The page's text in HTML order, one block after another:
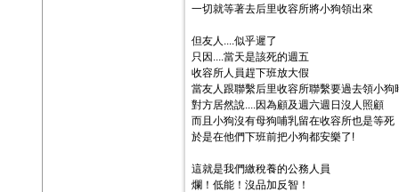
一切就等著去后里收容所將小狗領出來
但友人....似乎遲了
只因....當天是該死的週五
收容所人員趕下班放大假
當友人跟聯繫后里收容所聯繫要過去領小狗
對方居然說....因為顧及週六週日沒人照顧
而且小狗沒有母狗哺乳留在收容所也是等死
於是在他們下班前把小狗都安樂了!
這就是我們繳稅養的公務人員
爛！低能！沒品加反智！